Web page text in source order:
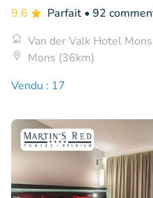
9.6 Parfait • 92
Van der Valk Hotel
Mons (36km)
Vendu : 17